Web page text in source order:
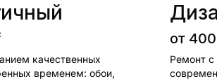
качественных
временем: обои,
от
Ремонт с